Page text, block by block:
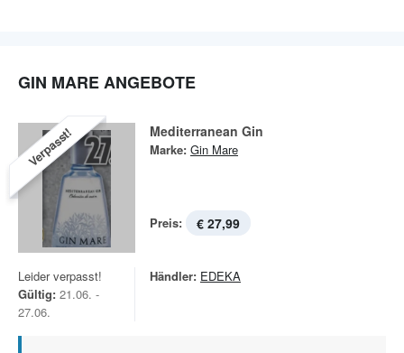
GIN MARE ANGEBOTE
Verpasst! Mediterranean Gin
Marke: Gin Mare
Preis: € 27,99
Leider verpasst!
Gültig: 21.06. -
27.06.
Händler: EDEKA